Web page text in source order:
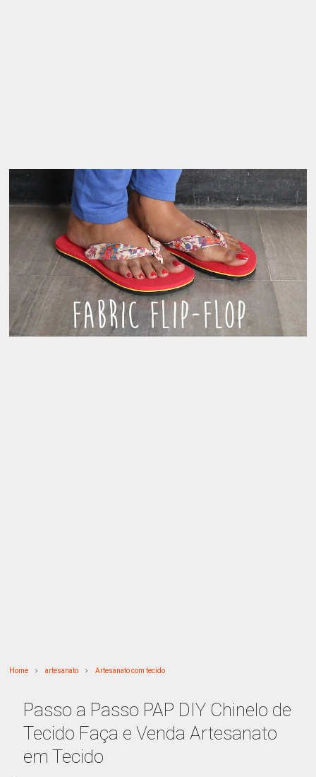
Home artesanato Artesanato com tecido
Passo a Passo PAP DIY Chinelo de
Tecido Faça e Venda Artesanato
em Tecido